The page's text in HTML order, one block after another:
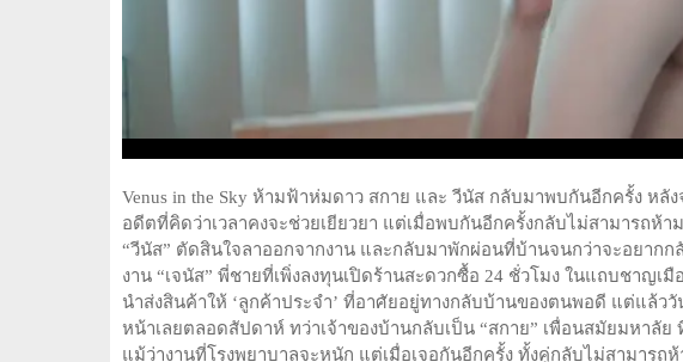
Venus in the Sky ห้ามฟ้าห่มดาว สกาย และ วีนัส กลับมาพบกันอีกครั้ง หลั
อดีตที่คิดว่าเวลาคงจะช่วยเยียวยา แต่เมื่อพบกันอีกครั้งกลับไม่สามารถห้
“วีนัส” ตัดสินใจลาออกจากงาน และกลับมาพักผ่อนที่บ้านจนกว่าจะอยากก
งาน “เจนัส” พี่ชายที่เพิ่งลงทุนเปิดร้านสะดวกซื้อ 24 ชั่วโมง ในแถบชาญเ
นำส่งสินค้าให้ ‘ลูกค้าประจำ’ ที่อาศัยอยู่ทางกลับบ้านของตนพอดี แต่แล้ว
หน้าเลยตลอดสัปดาห์ ทว่าเจ้าของบ้านกลับเป็น “สกาย” เพื่อนสมัยมหา
แม้ว่างานที่โรงพยาบาลจะหนัก แต่เมื่อเจอกันอีกครั้ง ทั้งคู่กลับไม่สามารถ